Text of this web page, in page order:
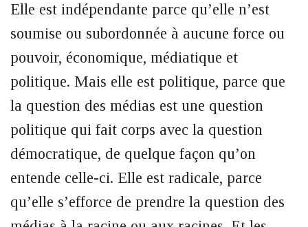
Elle est indépendante parce qu’elle n’est
soumise ou subordonnée à aucune force ou
pouvoir, économique, médiatique et
politique. Mais elle est politique, parce que
la question des médias est une question
politique qui fait corps avec la question
démocratique, de quelque façon qu’on
entende celle-ci. Elle est radicale, parce
qu’elle s’efforce de prendre la question des